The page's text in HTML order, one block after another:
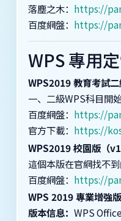
落塵之木： https://
百度網盤： https://
WPS 專用
WPS2019 教育考試
一、二級WPS科目開
百度網盤： https://
官方下載： https://
WPS2019 校園版（
這個本版在官網找不
百度網盤： https://
WPS 2019 專業增強
版本信息： WPS